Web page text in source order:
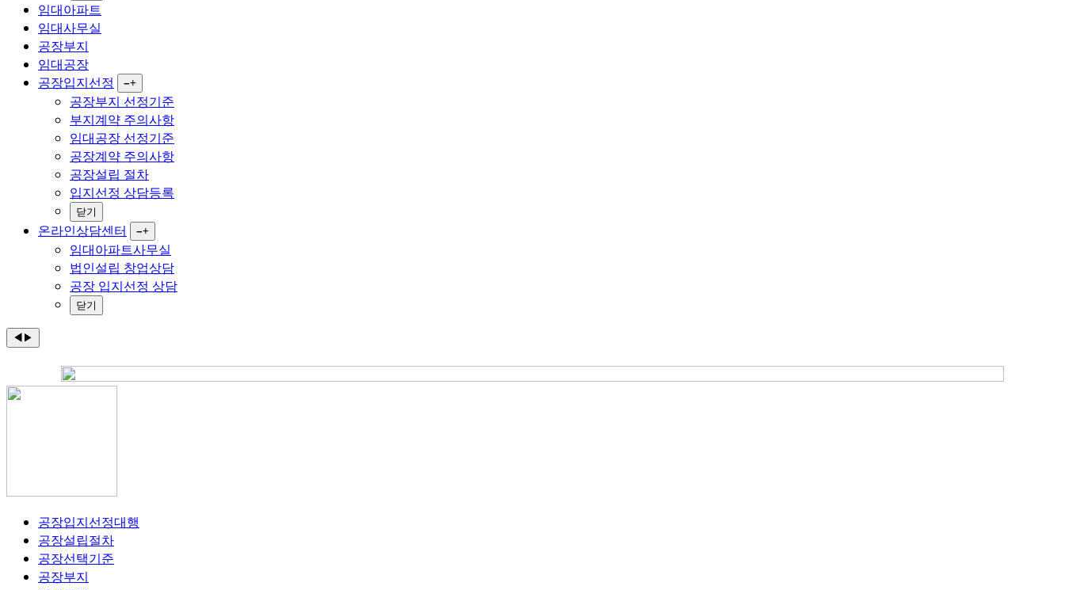
임대아파트
임대사무실
공장부지
임대공장
공장입지선정
−+
공장부지 선정기준
부지계약 주의사항
임대공장 선정기준
공장계약 주의사항
공장설립 절차
입지선정 상담등록
닫기
온라인상담센터 −+
임대아파트사무실
법인설립 창업상담
공장 입지선정 상담
닫기
◀▶
공장입지선정대행
공장설립절차
공장선택기준
공장부지